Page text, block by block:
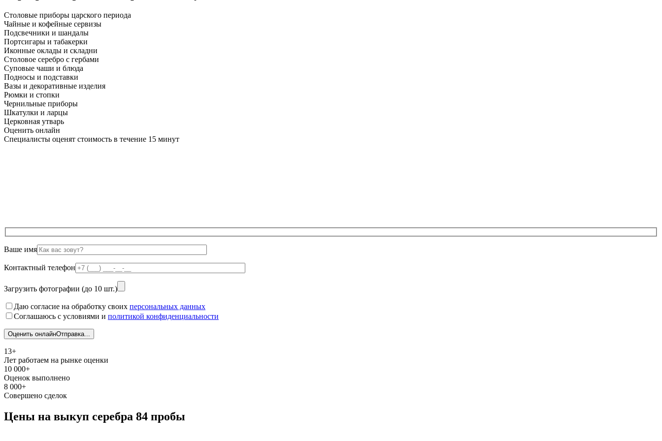
Столовые приборы царского периода
Чайные и кофейные сервизы
Подсвечники и шандалы
Портсигары и табакерки
Иконные оклады и складни
Столовое серебро с гербами
Суповые чаши и блюда
Подносы и подставки
Вазы и декоративные изделия
Рюмки и стопки
Чернильные приборы
Шкатулки и ларцы
Церковная утварь
Оценить онлайн
Специалисты оценят стоимость в течение 15 минут
Ваше имя
Контактный телефон
Загрузить фотографии (до 10 шт.)
Даю согласие на обработку своих персональных данных
Соглашаюсь с условиями и политикой конфиденциальности
Оценить онлайнОтправка...
13+
Лет работаем на рынке оценки
10 000+
Оценок выполнено
8 000+
Совершено сделок
Цены на выкуп серебра 84 пробы